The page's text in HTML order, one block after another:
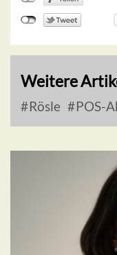
Weitere
Rösle POS-